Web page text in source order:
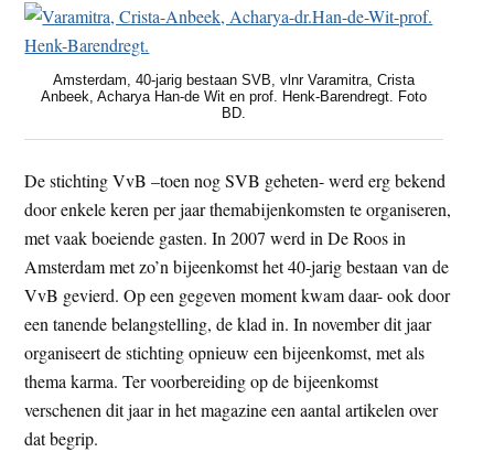
Amsterdam, 40-jarig bestaan SVB, vlnr Varamitra, Crista
Anbeek, Acharya Han-de Wit en prof. Henk-Barendregt. Foto
BD.
De stichting VvB –toen nog SVB geheten- werd erg bekend
door enkele keren per jaar themabijenkomsten te organiseren,
met vaak boeiende gasten. In 2007 werd in De Roos in
Amsterdam met zo’n bijeenkomst het 40-jarig bestaan van de
VvB gevierd. Op een gegeven moment kwam daar- ook door
een tanende belangstelling, de klad in. In november dit jaar
organiseert de stichting opnieuw een bijeenkomst, met als
thema karma. Ter voorbereiding op de bijeenkomst
verschenen dit jaar in het magazine een aantal artikelen over
dat begrip.